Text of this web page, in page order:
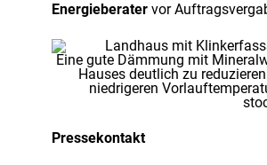
Energieberater vor
Eine gute Dämmung mit
Hauses deutlich zu
niedrigeren
Pressekontakt